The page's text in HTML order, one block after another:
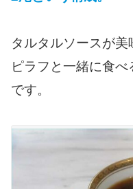
タルタルソースが
ピラフと一緒に食べ
です。